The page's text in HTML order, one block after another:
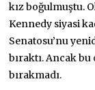
kız boğulmuştu.
Kennedy siyasi
Senatosu’nu
bıraktı. Ancak bu
bırakmadı.